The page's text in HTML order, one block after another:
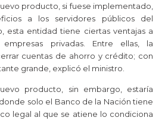
producto, si fuese implementado,
a los servidores públicos del
esta entidad tiene ciertas ventajas a
privadas. Entre ellas, la
cuentas de ahorro y crédito; con
grande, explicó el ministro.
producto, sin embargo, estaría
solo el Banco de la Nación tiene
legal al que se atiene lo condiciona